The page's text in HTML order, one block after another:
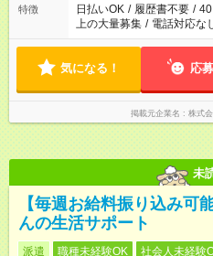
特徴 日払いOK / 履歴書不要 /
上の大量募集 / 電話対応な
気になる！ 応
掲載元企業名 株式
未
【毎週お給料振り込み可
んの生活サポート
派遣 職種未経験OK 社会人未経験